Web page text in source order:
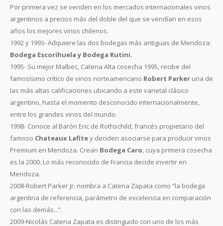
Por primera vez se venden en los mercados internacionales vinos
argentinos a precios más del doble del que se vendían en esos
años los mejores vinos chilenos.
1992 y 1993- Adquiere las dos bodegas más antiguas de Mendoza:
Bodega Escorihuela y Bodega Rutini.
1995- Su mejor Malbec, Catena Alta cosecha 1995, recibe del
famosísimo crítico de vinos norteamericano Robert Parker una de
las más altas calificaciones ubicando a este varietal clásico
argentino, hasta el momento desconocido internacionalmente,
entre los grandes vinos del mundo.
1998- Conoce al Barón Eric de Rothschild, francés propietario del
famoso Chateaux Lafitey deciden asociarse para producir vinos
Premium en Mendoza. Crean Bodega Caro, cuya primera cosecha
es la 2000. Lo más reconocido de Francia decide invertir en
Mendoza.
2008-Robert Parker Jr. nombra a Catena Zapata como “la bodega
argentina de referencia, parámetro de excelencia en comparación
con las demás...”.
2009-Nicolás Catena Zapata es distinguido con uno de los más